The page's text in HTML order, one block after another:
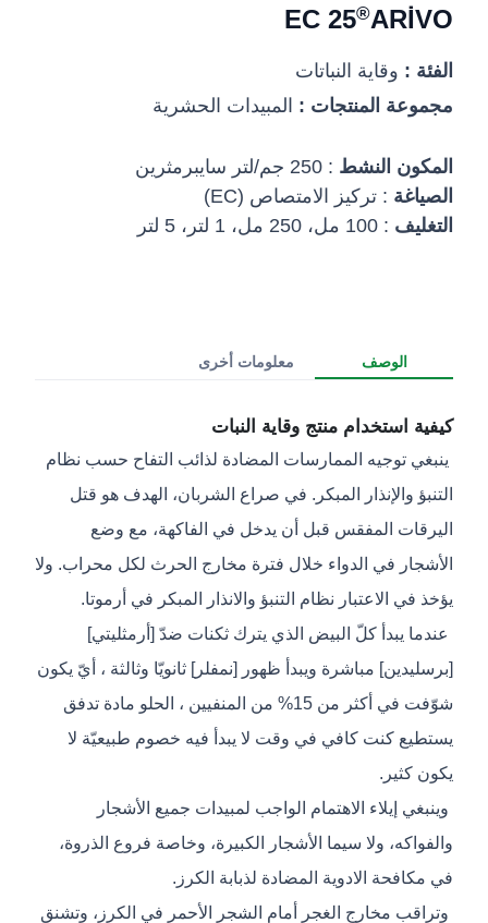
ARİVO
®
25 EC
الفئة : وقاية النباتات
مجموعة المنتجات : المبيدات الحشرية
المكون النشط : 250 جم/لتر سايبرمثرين
الصياغة : تركيز الامتصاص (EC)
التغليف : 100 مل، 250 مل، 1 لتر، 5 لتر
الوصف معلومات أخرى
كيفية استخدام منتج وقاية النبات
ينبغي توجيه الممارسات المضادة لذائب التفاح حسب نظام
التنبؤ والإنذار المبكر. في صراع الشربان، الهدف هو قتل
اليرقات المفقس قبل أن يدخل في الفاكهة، مع وضع
الأشجار في الدواء خلال فترة مخارج الحرث لكل محراب. ولا
يؤخذ في الاعتبار نظام التنبؤ والانذار المبكر في أرموتا.
عندما يبدأ كلّ البيض الذي يترك ثكنات ضدّ [أرمثليتي]
[برسليدين] مباشرة ويبدأ ظهور [نمفلر] ثانويّا وثالثة ، أيّ يكون
شوّفت في أكثر من 15% من المنفيين ، الحلو مادة تدفق
يستطيع كنت كافي في وقت لا يبدأ فيه خصوم طبيعيّة لا
يكون كثير.
وينبغي إيلاء الاهتمام الواجب لمبيدات جميع الأشجار
والفواكه، ولا سيما الأشجار الكبيرة، وخاصة فروع الذروة،
في مكافحة الادوية المضادة لذبابة الكرز.
وتراقب مخارج الغجر أمام الشجر الأحمر في الكرز، وتشنق